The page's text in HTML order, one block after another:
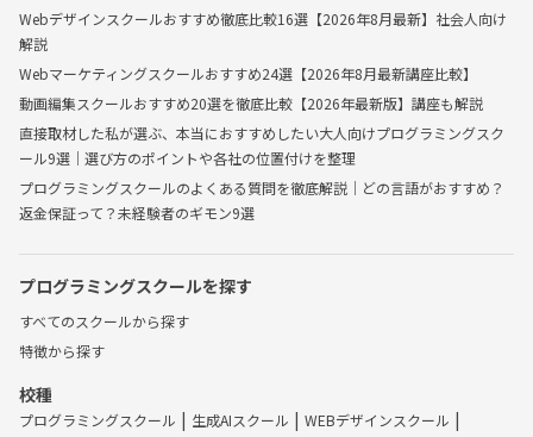
Webデザインスクールおすすめ徹底比較16選【2026年8月最新】社会人向け
解説
Webマーケティングスクールおすすめ24選【2026年8月最新講座比較】
動画編集スクールおすすめ20選を徹底比較【2026年最新版】講座も解説
直接取材した私が選ぶ、本当におすすめしたい大人向けプログラミングスク
ール9選｜選び方のポイントや各社の位置付けを整理
プログラミングスクールのよくある質問を徹底解説｜どの言語がおすすめ？
返金保証って？未経験者のギモン9選
プログラミングスクールを探す
すべてのスクールから探す
特徴から探す
校種
プログラミングスクール 生成AIスクール
WEBデザインスクール